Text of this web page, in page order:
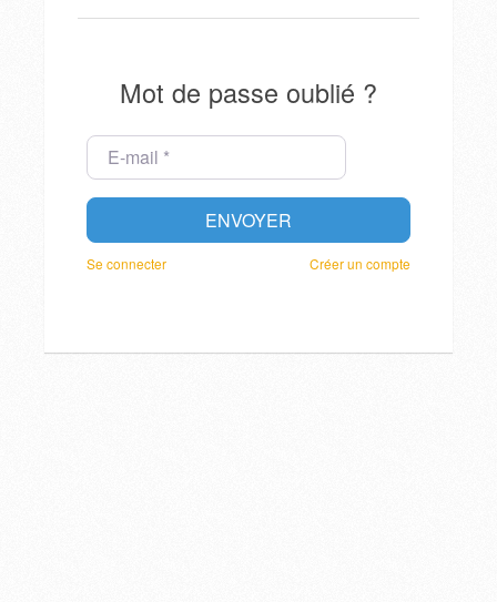
Mot de passe oublié ?
E-mail
*
ENVOYER
Se connecter Créer un compte